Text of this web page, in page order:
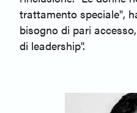
trattamento speciale",
bisogno di pari
di leadership".